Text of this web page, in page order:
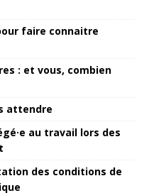
faire connaitre
: et vous, combien
attendre
au travail lors des
des conditions de